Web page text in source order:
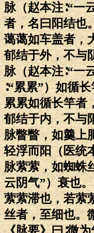
脉（赵本注∶“一
者，名曰阳结也
蔼蔼如车盖者，
郁结于外，不与
脉（赵本注∶“一
∶“累累”）如循
累累如循长竿者
郁结于内，不与
脉瞥瞥，如羹上
轻浮而阳（医统
脉萦萦，如蜘蛛
云阴气”）衰也。
萦萦滞也，若萦
丝者，至细也。